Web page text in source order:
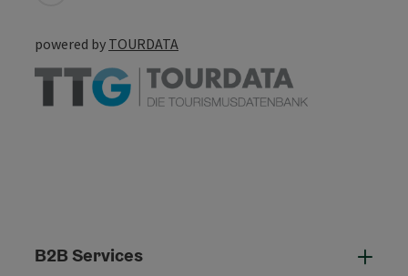
powered by TOURDATA
B2B Services